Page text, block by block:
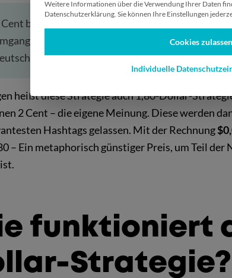
bezieht sich hier auf die englische
für „meine unbedeutende
Sprache wäre z. B. „seinen Senf
heißt diese Strategie auch 1,80-Dollar-
2 Cent – die eigene Meinung. Diese werden
Hashtags gelassen. Mit der Rechnung
– Ein metaphorisch günstiger Preis, um Teil der
funktioniert
Strategie?
Weitere Informationen über die Verwendung Ihrer Daten
Datenschutzerklärung. Sie können Ihre Einstellungen
Cookies zulassen
Individuelle